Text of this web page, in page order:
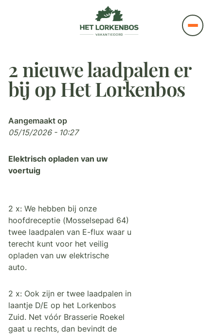
2 nieuwe laadpalen er
bij op Het Lorkenbos
Aangemaakt op
05/15/2026 - 10:27
Elektrisch opladen van uw
voertuig
2 x: We hebben bij onze
hoofdreceptie (Mosselsepad 64)
twee laadpalen van E-flux waar u
terecht kunt voor het veilig
opladen van uw elektrische
auto.
2 x: Ook zijn er twee laadpalen in
laantje D/E op het Lorkenbos
Zuid. Net vóór Brasserie Roekel
gaat u rechts, dan bevindt de